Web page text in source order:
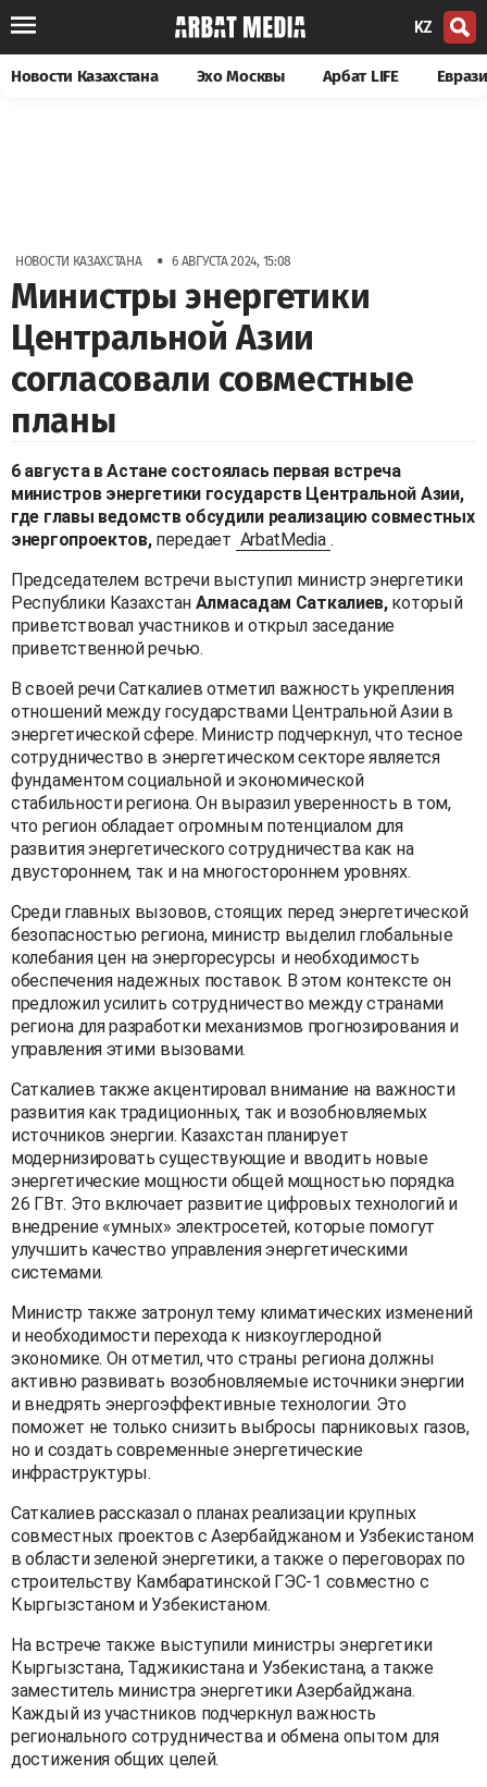
KZ
Новости Казахстана Эхо Москвы Арбат LIFE
НОВОСТИ КАЗАХСТАНА • 6 АВГУСТА 2024, 15:08
Министры энергетики
Центральной Азии
согласовали совместные
планы
6 августа в Астане состоялась первая встреча
министров энергетики государств Центральной Азии,
где главы ведомств обсудили реализацию совместных
энергопроектов, передает ArbatMedia .
Председателем встречи выступил министр энергетики
Республики Казахстан Алмасадам Саткалиев,который
приветствовал участников и открыл заседание
приветственной речью.
В своей речи Саткалиев отметил важность укрепления
отношений между государствами Центральной Азии в
энергетической сфере. Министр подчеркнул, что тесное
сотрудничество в энергетическом секторе является
фундаментом социальной и экономической
стабильности региона. Он выразил уверенность в том,
что регион обладает огромным потенциалом для
развития энергетического сотрудничества как на
двустороннем, так и на многостороннем уровнях.
Среди главных вызовов, стоящих перед энергетической
безопасностью региона, министр выделил глобальные
колебания цен на энергоресурсы и необходимость
обеспечения надежных поставок. В этом контексте он
предложил усилить сотрудничество между странами
региона для разработки механизмов прогнозирования и
управления этими вызовами.
Саткалиев также акцентировал внимание на важности
развития как традиционных, так и возобновляемых
источников энергии. Казахстан планирует
модернизировать существующие и вводить новые
энергетические мощности общей мощностью порядка
26 ГВт. Это включает развитие цифровых технологий и
внедрение «умных» электросетей, которые помогут
улучшить качество управления энергетическими
системами.
Министр также затронул тему климатических изменений
и необходимости перехода к низкоуглеродной
экономике. Он отметил, что страны региона должны
активно развивать возобновляемые источники энергии
и внедрять энергоэффективные технологии. Это
поможет не только снизить выбросы парниковых газов,
но и создать современные энергетические
инфраструктуры.
Саткалиев рассказал о планах реализации крупных
совместных проектов с Азербайджаном и Узбекистаном
в области зеленой энергетики, а также о переговорах по
строительству Камбаратинской ГЭС-1 совместно с
Кыргызстаном и Узбекистаном.
На встрече также выступили министры энергетики
Кыргызстана, Таджикистана и Узбекистана, а также
заместитель министра энергетики Азербайджана.
Каждый из участников подчеркнул важность
регионального сотрудничества и обмена опытом для
достижения общих целей.